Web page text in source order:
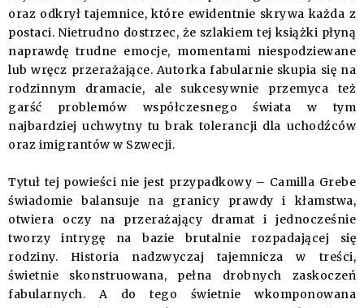
oraz odkrył tajemnice, które ewidentnie skrywa każda z
postaci. Nietrudno dostrzec, że szlakiem tej książki płyną
naprawdę trudne emocje, momentami niespodziewane
lub wręcz przerażające. Autorka fabularnie skupia się na
rodzinnym dramacie, ale sukcesywnie przemyca też
garść problemów współczesnego świata w tym
najbardziej uchwytny tu brak tolerancji dla uchodźców
oraz imigrantów w Szwecji.
Tytuł tej powieści nie jest przypadkowy – Camilla Grebe
świadomie balansuje na granicy prawdy i kłamstwa,
otwiera oczy na przerażający dramat i jednocześnie
tworzy intrygę na bazie brutalnie rozpadającej się
rodziny. Historia nadzwyczaj tajemnicza w treści,
świetnie skonstruowana, pełna drobnych zaskoczeń
fabularnych. A do tego świetnie wkomponowana